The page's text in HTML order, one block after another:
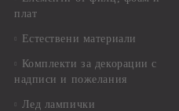
плат
Естествени материали
Комплекти за декорации с
надписи и пожелания
Лед лампички